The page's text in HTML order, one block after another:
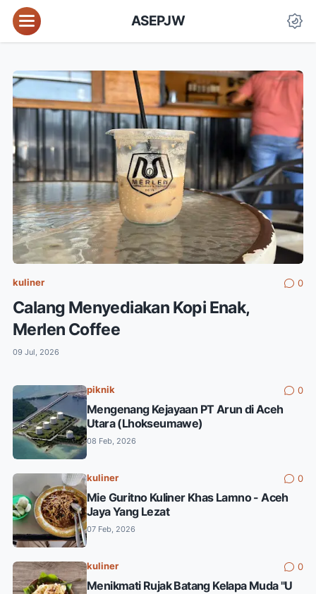
ASEPJW
kuliner 0
Calang Menyediakan Kopi Enak,
Merlen Coffee
09 Jul, 2026
piknik 0
Mengenang Kejayaan PT Arun di Aceh
Utara (Lhokseumawe)
08 Feb, 2026
kuliner 0
Mie Guritno Kuliner Khas Lamno - Aceh
Jaya Yang Lezat
07 Feb, 2026
kuliner 0
Menikmati Rujak Batang Kelapa Muda "U